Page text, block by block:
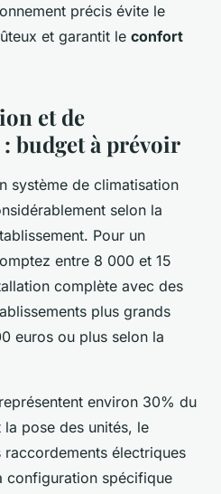
précis évite le
et garantit le confort
et de
budget à prévoir
système de climatisation
selon la
Pour un
entre 8 000 et 15
complète avec des
plus grands
euros ou plus selon la
environ 30% du
pose des unités, le
raccordements électriques
configuration spécifique